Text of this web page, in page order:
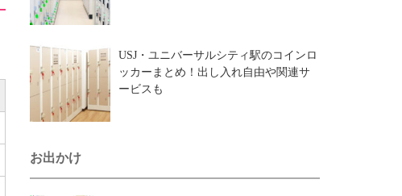
USJ・ユニバーサルシティ駅のコインロ
ッカーまとめ！出し入れ自由や関連サ
ービスも
お出かけ